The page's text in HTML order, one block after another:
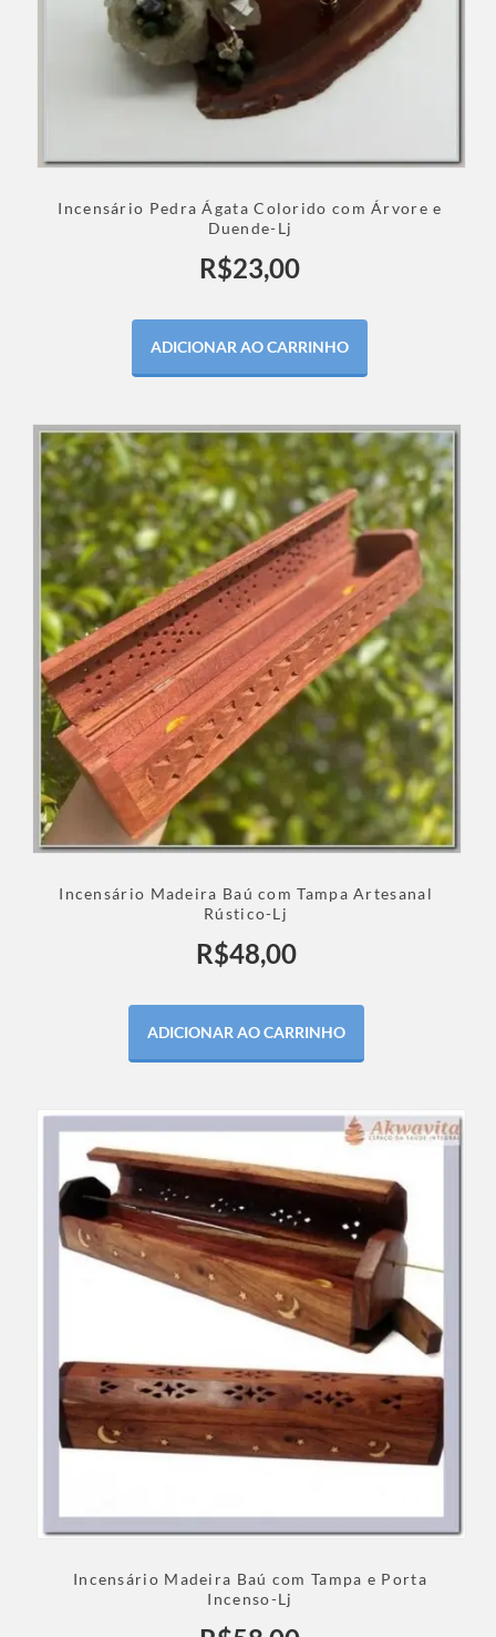
Incensário Pedra Ágata Colorido com Árvore e
Duende-Lj
R$23,00
ADICIONAR AO CARRINHO
Incensário Madeira Baú com Tampa Artesanal
Rústico-Lj
R$48,00
ADICIONAR AO CARRINHO
Incensário Madeira Baú com Tampa e Porta
Incenso-Lj